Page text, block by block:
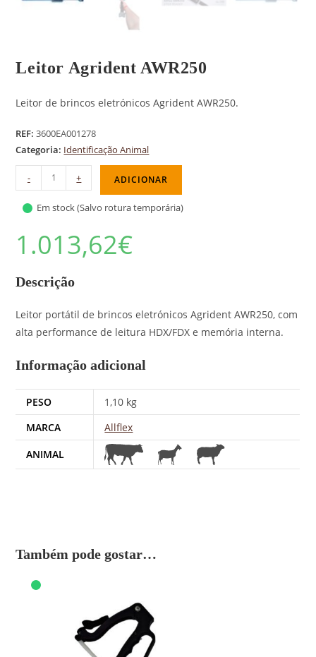
Leitor Agrident AWR250
Leitor de brincos eletrónicos Agrident AWR250.
REF:3600EA001278
Categoria: Identificação Animal
- + ADICIONAR
Em stock (Salvo rotura temporária)
1.013,62€
Descrição
Leitor portátil de brincos eletrónicos Agrident AWR250, com
alta performance de leitura HDX/FDX e memória interna.
Informação adicional
PESO
1,10 kg
MARCA
Allflex
ANIMAL
Também pode gostar…